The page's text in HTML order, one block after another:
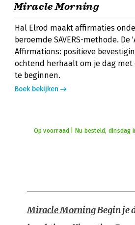
Miracle Morning
Hal Elrod maakt affirmaties
beroemde SAVERS-methode. De
Affirmations: positieve
ochtend herhaalt om je dag
te beginnen.
Boek bekijken
Op voorraad | Nu besteld, dinsdag
Miracle MorningBegin je